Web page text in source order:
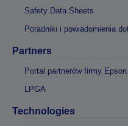
Safety Data Sheets
Poradniki i powiadomienia
Partners
Portal partnerów firmy Epson
LPGA
Technologies